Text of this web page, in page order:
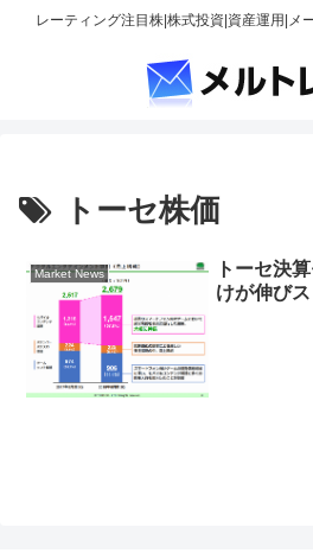
レーティング注目株|株式投資|資産運用|メ
トーセ株価
Market News
トーセ決
けが伸び